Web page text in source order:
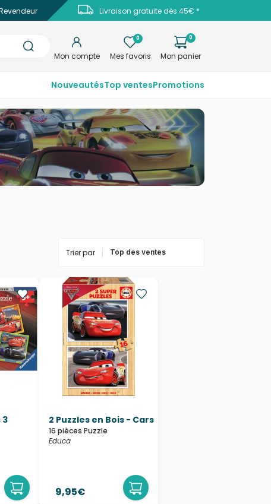
Livraison gratuite dès 45€ *
Mon compte
0
Mes favoris
0
Mon panier
NouveautésTop ventesPromotions
Trier par
3 2 Puzzles en Bois - Cars
16 pièces Puzzle
Educa
9,95€